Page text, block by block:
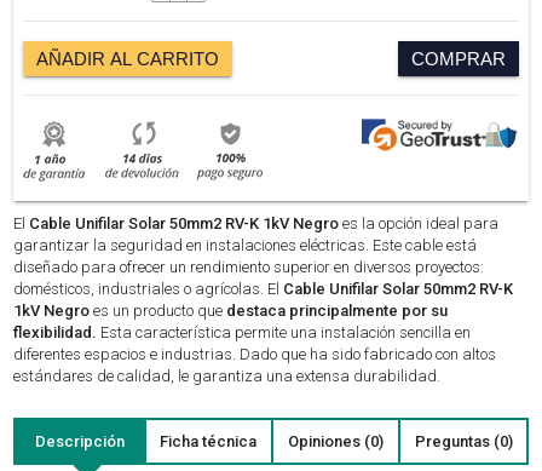
AÑADIR AL CARRITO COMPRAR
El Cable Unifilar Solar 50mm2 RV-K 1kV Negro es la opción ideal para
garantizar la seguridad en instalaciones eléctricas. Este cable está
diseñado para ofrecer un rendimiento superior en diversos proyectos:
domésticos, industriales o agrícolas. El Cable Unifilar Solar 50mm2 RV-K
1kV Negro es un producto que destaca principalmente por su
flexibilidad. Esta característica permite una instalación sencilla en
diferentes espacios e industrias. Dado que ha sido fabricado con altos
estándares de calidad, le garantiza una extensa durabilidad.
Descripción Ficha técnica Opiniones (0) Preguntas (0)